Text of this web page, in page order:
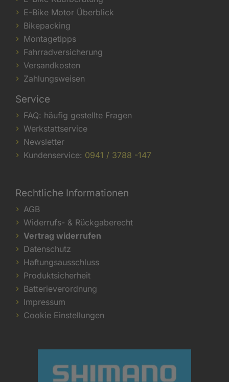
E-Bike Motor Überblick
Bikepacking
Montagetipps
Fahrradversicherung
Versandkosten
Zahlungsweisen
Service
FAQ: häufig gestellte Fragen
Werkstattservice
Newsletter
Kundenservice: 0941 / 3788 -147
Rechtliche Informationen
AGB
Widerrufs- & Rückgaberecht
Vertrag widerrufen
Datenschutz
Haftungsausschluss
Produktsicherheit
Batterieverordnung
Impressum
Cookie Einstellungen